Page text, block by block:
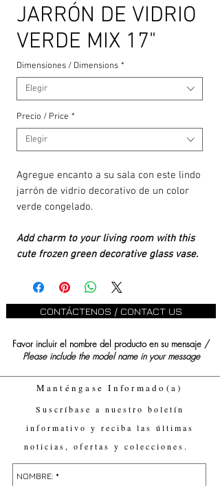
JARRÓN DE VIDRIO
VERDE MIX 17"
Dimensiones / Dimensions *
Elegir
Precio / Price *
Elegir
Agregue encanto a su sala con este lindo
jarrón de vidrio decorativo de un color
verde congelado.
Add charm to your living room with this
cute frozen green decorative glass vase.
CONTÁCTENOS / CONTACT US
Favor incluir el nombre del producto en su mensaje /
Please include the model name in your message
Manténgase Informado(a)
Suscríbase a nuestro boletín
informativo y reciba las últimas
noticias, ofertas y colecciones.